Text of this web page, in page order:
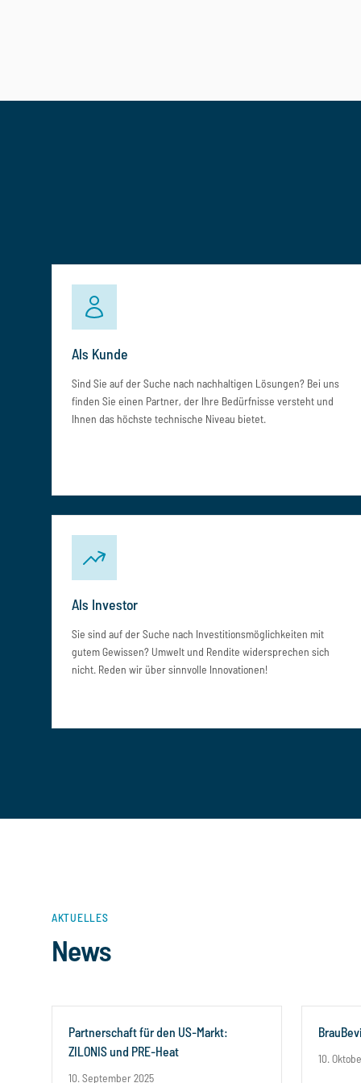
Als Kunde
Sind Sie auf der Suche nach nachhaltigen Lösungen? Bei uns
finden Sie einen Partner, der Ihre Bedürfnisse versteht und
Ihnen das höchste technische Niveau bietet.
Als Investor
Sie sind auf der Suche nach Investitionsmöglichkeiten mit
gutem Gewissen? Umwelt und Rendite widersprechen sich
nicht. Reden wir über sinnvolle Innovationen!
AKTUELLES
News
Partnerschaft für den US-Markt:
ZILONIS und PRE-Heat
10. September 2025
10.